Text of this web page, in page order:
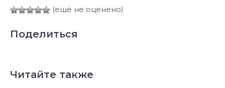
(ещё не оценено)
Поделиться
Читайте также